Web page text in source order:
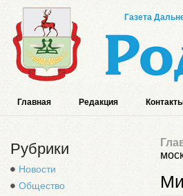
Газета
Главная Редакция
Рубрики
Новости
Общество